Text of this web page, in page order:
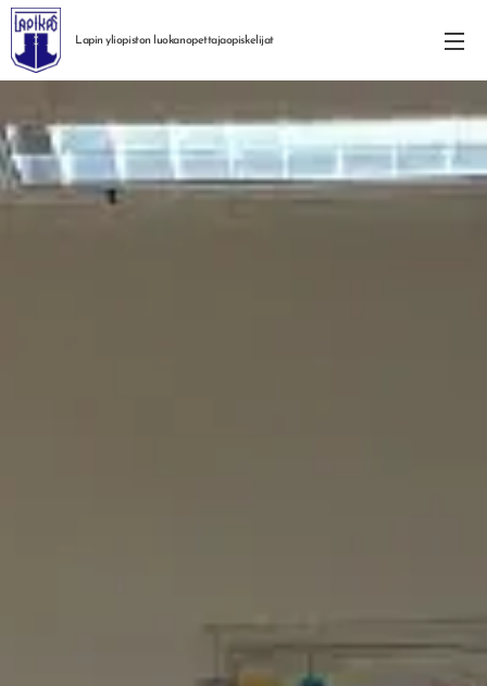
Lapin yliopiston luokanopettajaopiskelijat